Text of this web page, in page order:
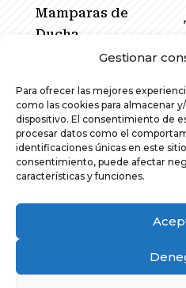
Gestionar
Para ofrecer las mejores
como las cookies para almacenar
dispositivo. El consentimiento de
procesar datos como el
identificaciones únicas en este
consentimiento, puede afectar
características y funciones.
Mamparas de
Ducha
Espejos
Grifería